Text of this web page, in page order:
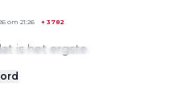
om 21:26 + 3782
is het ergste.